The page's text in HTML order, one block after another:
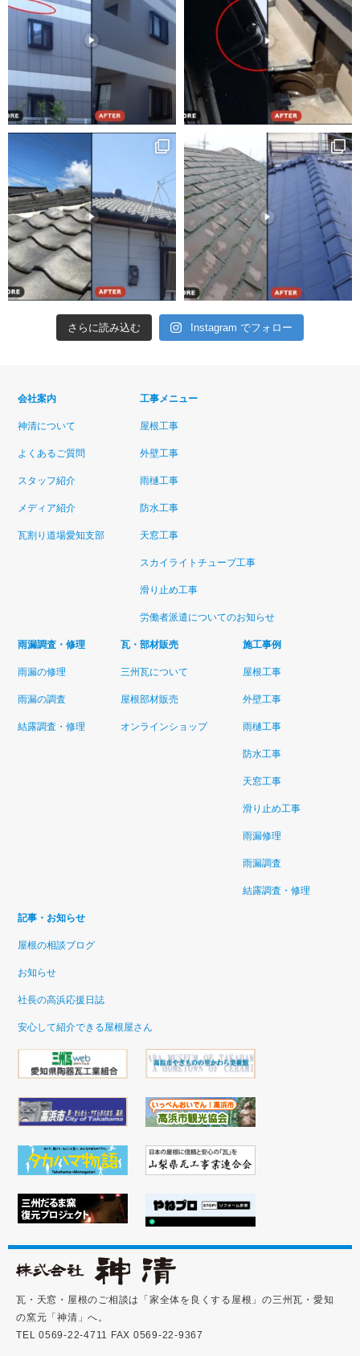
さらに読み込む Instagram でフォロー
会社案内
神清について
よくあるご質問
スタッフ紹介
メディア紹介
瓦割り道場愛知支部
工事メニュー
屋根工事
外壁工事
雨樋工事
防水工事
天窓工事
スカイライトチューブ工事
滑り止め工事
労働者派遣についてのお知らせ
雨漏調査・修理
雨漏の修理
雨漏の調査
結露調査・修理
瓦・部材販売
三州瓦について
屋根部材販売
オンラインショップ
施工事例
屋根工事
外壁工事
雨樋工事
防水工事
天窓工事
滑り止め工事
雨漏修理
雨漏調査
結露調査・修理
記事・お知らせ
屋根の相談ブログ
お知らせ
社長の高浜応援日誌
安心して紹介できる屋根屋さん
瓦・天窓・屋根のご相談は「家全体を良くする屋根」の三州瓦・愛知
の窯元「神清」へ。
TEL 0569-22-4711 FAX 0569-22-9367